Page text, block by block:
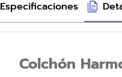
Especificaciones
Colchón